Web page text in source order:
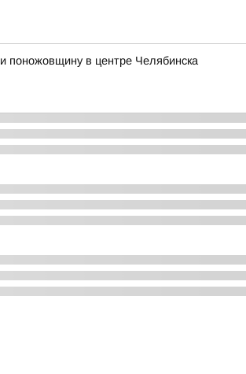
поножовщину в центре Челябинска